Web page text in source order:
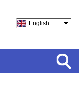
English